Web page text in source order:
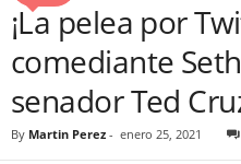
¡La pelea por
comediante
senador Ted
By Martin Perez - enero 25, 2021